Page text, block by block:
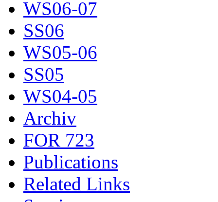
WS06-07
SS06
WS05-06
SS05
WS04-05
Archiv
FOR 723
Publications
Related Links